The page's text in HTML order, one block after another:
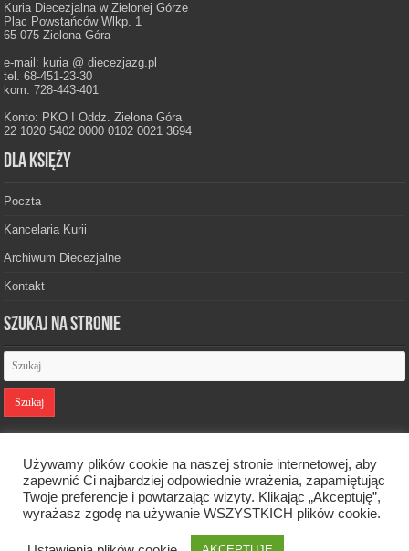
Kuria Diecezjalna w Zielonej Górze
Plac Powstańców Wlkp. 1
65-075 Zielona Góra
e-mail: kuria @ diecezjazg.pl
tel. 68-451-23-30
kom. 728-443-401
Konto: PKO I Oddz. Zielona Góra
22 1020 5402 0000 0102 0021 3694
Dla księży
Poczta
Kancelaria Kurii
Archiwum Diecezjalne
Kontakt
Szukaj na stronie
Designed by Webdawid
Używamy plików cookie na naszej stronie internetowej, aby
zapewnić Ci najbardziej odpowiednie wrażenia, zapamiętując
Twoje preferencje i powtarzając wizyty. Klikając „Akceptuję”,
wyrażasz zgodę na używanie WSZYSTKICH plików cookie.